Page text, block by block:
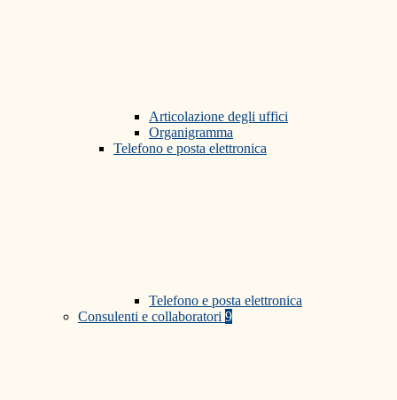
Articolazione degli uffici
Organigramma
Telefono e posta elettronica
Telefono e posta elettronica
Consulenti e collaboratori 9